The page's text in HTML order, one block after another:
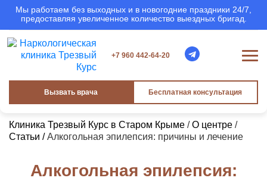
Мы работаем без выходных и в новогодние праздники 24/7,
предоставляя увеличенное количество выездных бригад.
+7 960 442-64-20
Вызвать врача Бесплатная консультация
Клиника Трезвый Курс в Старом Крыме /О центре /
Статьи /Алкогольная эпилепсия: причины и лечение
Алкогольная эпилепсия: